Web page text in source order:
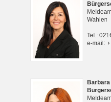
Wahlen
Tel.:
e-mail: